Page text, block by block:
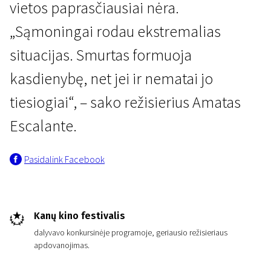
vietos paprasčiausiai nėra.
„Sąmoningai rodau ekstremalias
situacijas. Smurtas formuoja
kasdienybę, net jei ir nematai jo
tiesiogiai“, – sako režisierius Amatas
Escalante.
Pasidalink Facebook
Kanų kino festivalis
dalyvavo konkursinėje programoje, geriausio režisieriaus
apdovanojimas.